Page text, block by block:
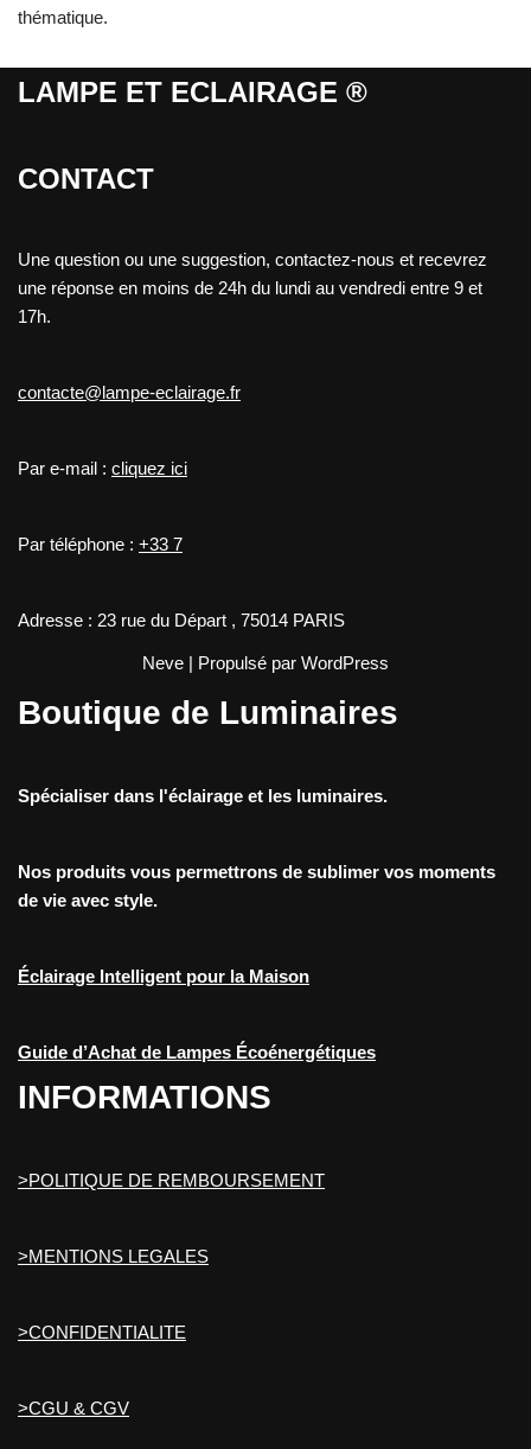
thématique.
LAMPE ET ECLAIRAGE ®
CONTACT
Une question ou une suggestion, contactez-nous et recevrez
une réponse en moins de 24h du lundi au vendredi entre 9 et
17h.
contacte@lampe-eclairage.fr
Par e-mail : cliquez ici
Par téléphone : +33 7
Adresse : 23 rue du Départ , 75014 PARIS
Neve | Propulsé par WordPress
Boutique de Luminaires
Spécialiser dans l'éclairage et les luminaires.
Nos produits vous permettrons de sublimer vos moments
de vie avec style.
Éclairage Intelligent pour la Maison
Guide d’Achat de Lampes Écoénergétiques
INFORMATIONS
>POLITIQUE DE REMBOURSEMENT
>MENTIONS LEGALES
>CONFIDENTIALITE
>CGU & CGV